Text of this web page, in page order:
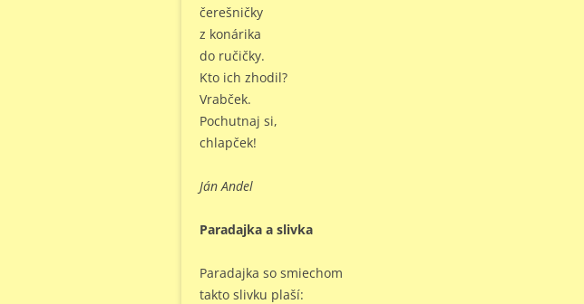
čerešničky
z konárika
do ručičky.
Kto ich zhodil?
Vrabček.
Pochutnaj si,
chlapček!
Ján Andel
Paradajka a slivka
Paradajka so smiechom
takto slivku plaší: